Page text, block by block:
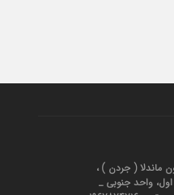
ماندلا ( جردن ) ،
)، پلاک ۶، طبقه اول، واحد جنوبی _